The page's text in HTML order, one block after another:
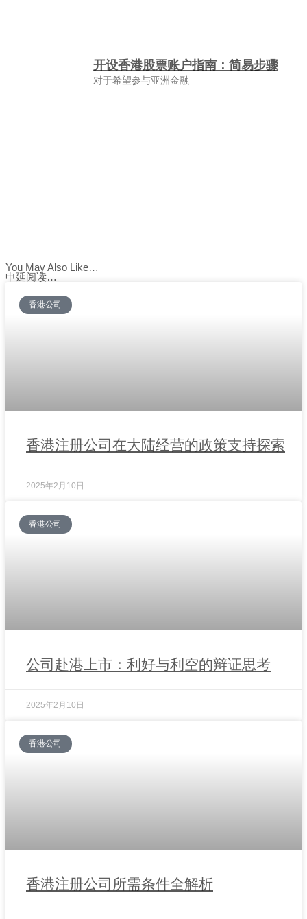
开设香港股票账户指南：简易步骤
对于希望参与亚洲金融
You May Also Like…
申延阅读…
香港公司
香港注册公司在大陆经营的政策支持探索
2025年2月10日
香港公司
公司赴港上市：利好与利空的辩证思考
2025年2月10日
香港公司
香港注册公司所需条件全解析